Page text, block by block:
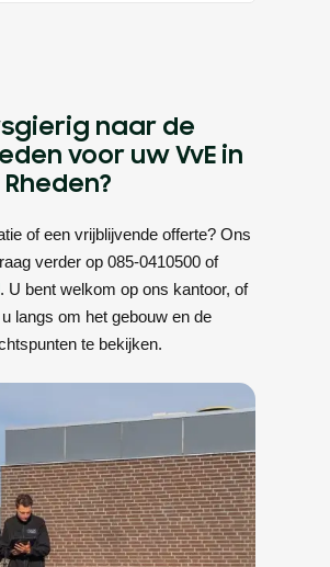
naar de
voor uw VvE in
Rheden?
of een vrijblijvende offerte? Ons
verder op 085-0410500 of
. U bent welkom op ons kantoor, of
langs om het gebouw en de
te bekijken.